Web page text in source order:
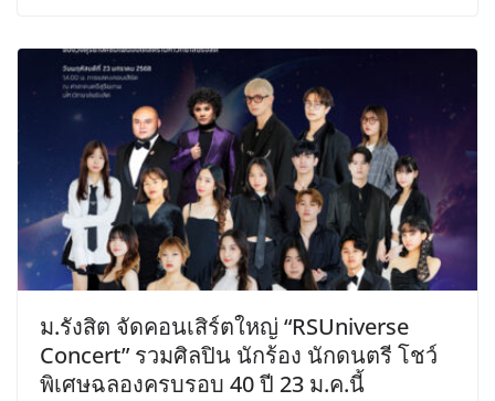
ม.รังสิต จัดคอนเสิร์ตใหญ่ “RSUniverse
Concert” รวมศิลปิน นักร้อง นักดนตรี โชว์
พิเศษฉลองครบรอบ 40 ปี 23 ม.ค.นี้